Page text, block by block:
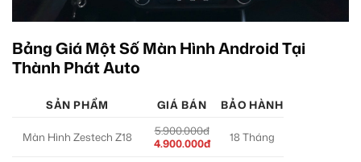
Bảng Giá Một Số Màn Hình Android Tại
Thành Phát Auto
SẢN PHẨM GIÁ BÁN BẢO HÀNH
Màn Hình Zestech Z18
5.900.000đ
4.900.000đ
18 Tháng